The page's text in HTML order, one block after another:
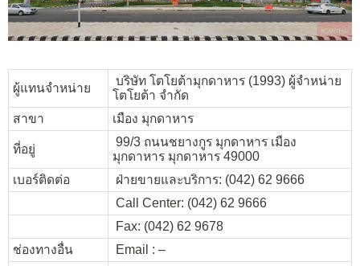
ผู้แทนจำหน่าย
บริษัท โตโยต้ามุกดาหาร (1993) ผู้จำหน่าย
โตโยต้า จำกัด
สาขา
เมือง มุกดาหาร
ที่อยู่
99/3 ถนนชยางกูร มุกดาหาร เมือง
มุกดาหาร มุกดาหาร 49000
เบอร์ติดต่อ
ฝ่ายขายและบริการ: (042) 62 9666
Call Center: (042) 62 9666
Fax: (042) 62 9678
ช่องทางอื่น
Email : –